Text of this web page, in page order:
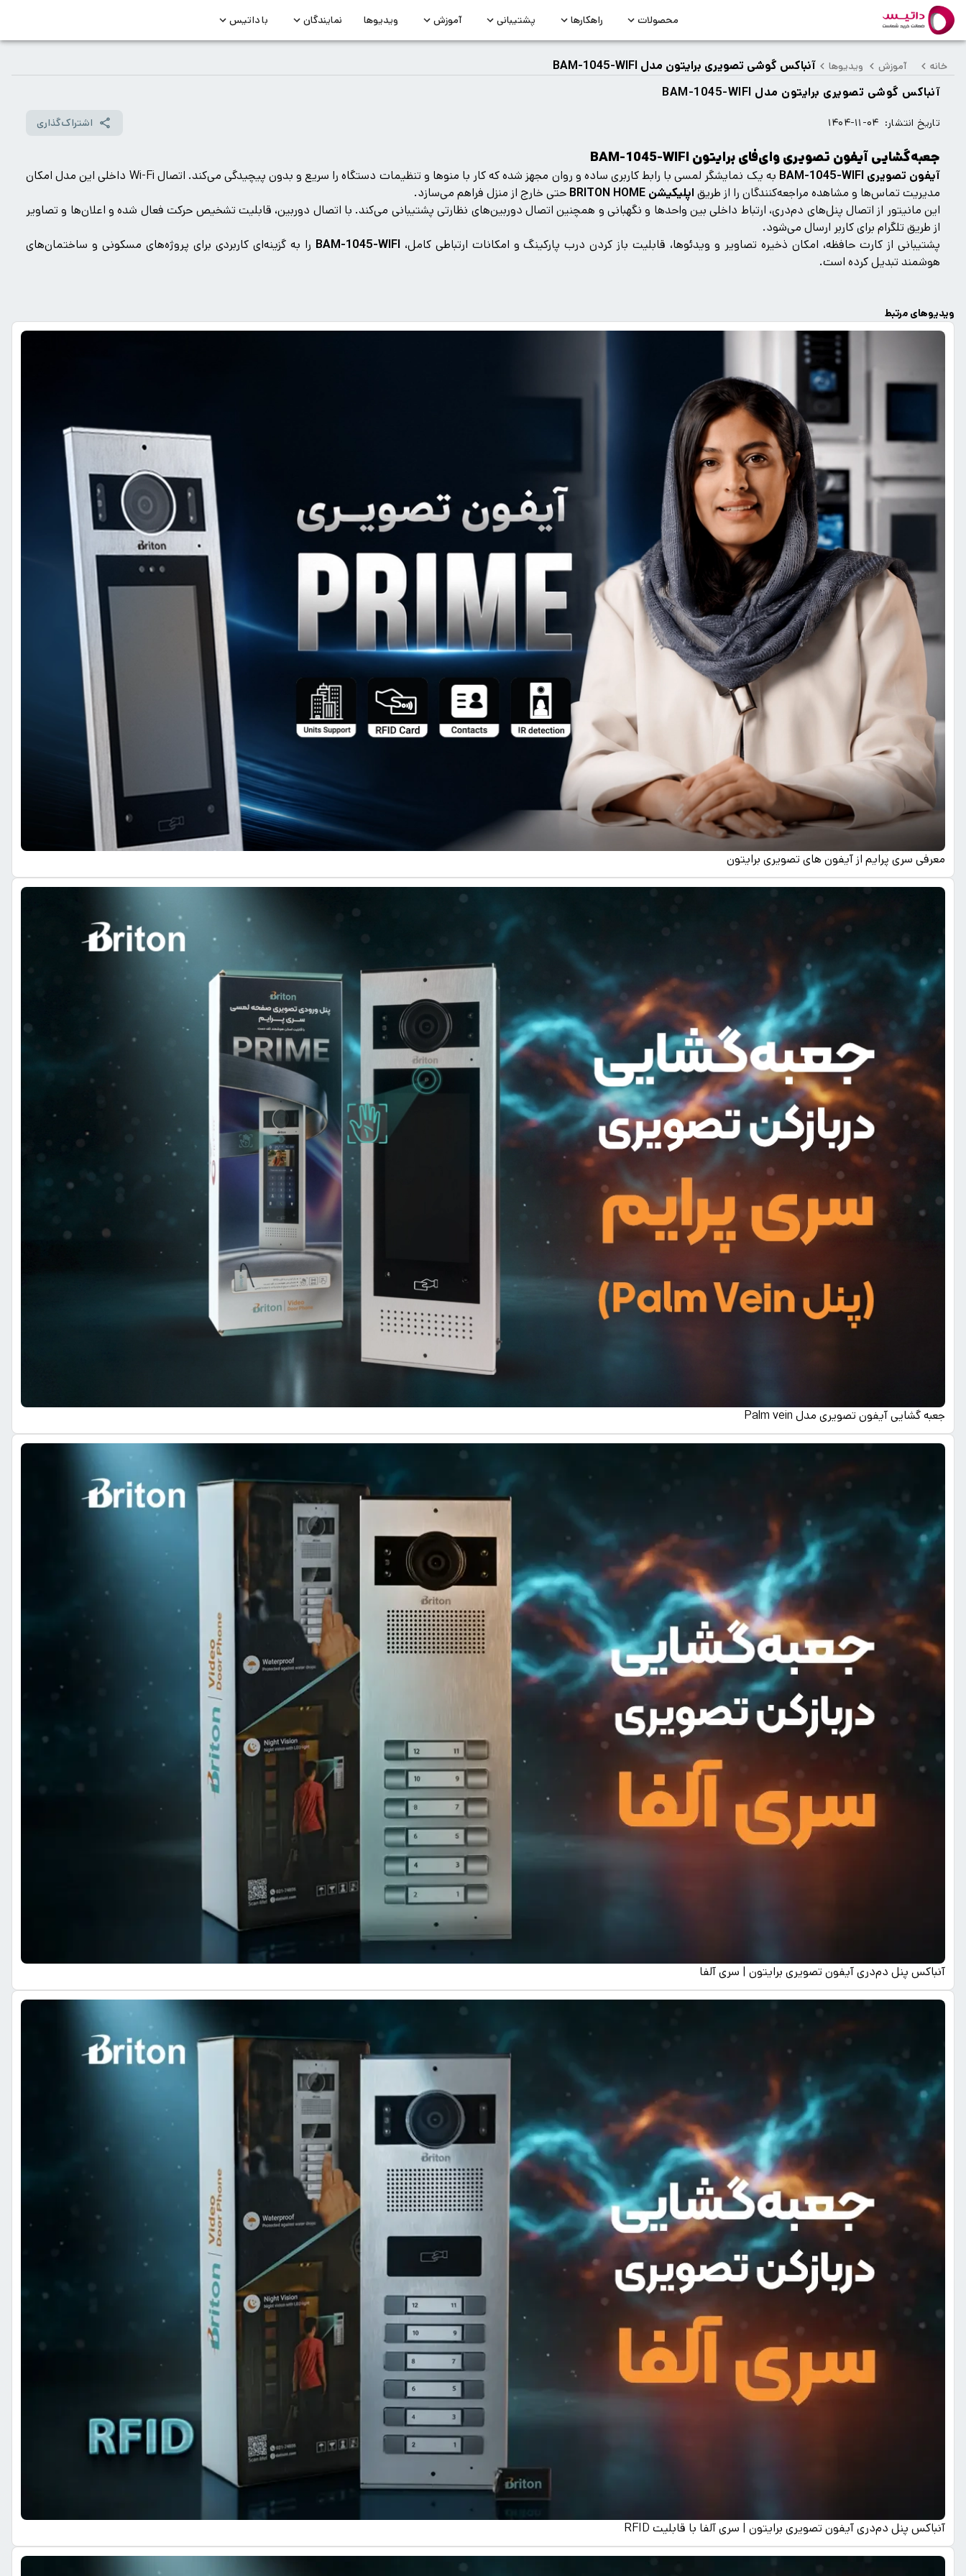
محصولات راهکارها پشتیبانی آموزش ویدیوها نمایندگان با داتیس
خانه آموزش ویدیوها
آنباکس گوشی تصویری برایتون مدل BAM-1045-WIFI
آنباکس گوشی تصویری برایتون مدل BAM-1045-WIFI
تاریخ انتشار: ۱۴۰۴-۱۱-۰۴ اشتراک‌گذاری
جعبه‌گشایی آیفون تصویری وای‌فای برایتون BAM-1045-WIFI
آیفون تصویری BAM-1045-WIFI
به یک نمایشگر لمسی با رابط کاربری ساده و روان مجهز شده که کار با منوها و تنظیمات دستگاه را سریع و بدون پیچیدگی می‌کند. اتصال Wi-Fi داخلی این مدل امکان
مدیریت تماس‌ها و مشاهده مراجعه‌کنندگان را از طریق اپلیکیشن BRITON HOME
حتی خارج از منزل فراهم می‌سازد.
این مانیتور از اتصال پنل‌های دم‌دری، ارتباط داخلی بین واحدها و نگهبانی و همچنین اتصال دوربین‌های نظارتی پشتیبانی می‌کند. با اتصال دوربین، قابلیت تشخیص حرکت فعال شده و اعلان‌ها و تصاویر
از طریق تلگرام برای کاربر ارسال می‌شود.
پشتیبانی از کارت حافظه، امکان ذخیره تصاویر و ویدئوها، قابلیت باز کردن درب پارکینگ و امکانات ارتباطی کامل، BAM-1045-WIFI را به گزینه‌ای کاربردی برای پروژه‌های مسکونی و ساختمان‌های
هوشمند تبدیل کرده است.
ویدیوهای مرتبط
معرفی سری پرایم از آیفون های تصویری برایتون
جعبه گشایی آیفون تصویری مدل Palm vein
آنباکس پنل دم‌دری آیفون تصویری برایتون | سری آلفا
آنباکس پنل دم‌دری آیفون تصویری برایتون | سری آلفا با قابلیت RFID